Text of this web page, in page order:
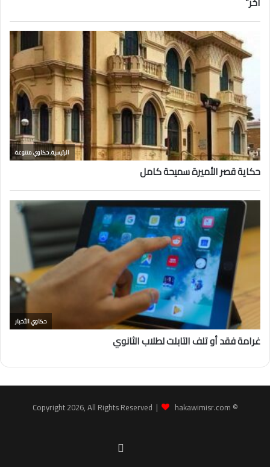
© Copyright 2026, All Rights Reserved |
hakawimisr.com